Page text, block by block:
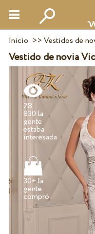
Inicio >> Vestidos de
Vestido de novia
28
830 la
gente
estaba
30+ la
gente
compró